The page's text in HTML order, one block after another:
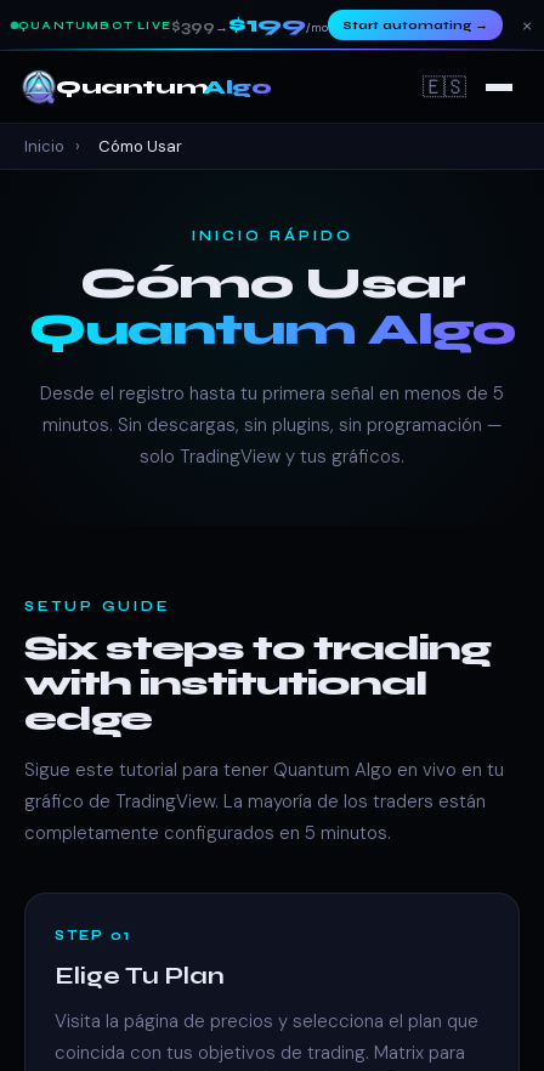
QUANTUMBOT LIVE $399 → $199/mo Start automating→ ×
QuantumAlgo 🇪🇸
Inicio › Cómo Usar
INICIO RÁPIDO
Cómo Usar
Quantum Algo
Desde el registro hasta tu primera señal en menos de 5
minutos. Sin descargas, sin plugins, sin programación —
solo TradingView y tus gráficos.
SETUP GUIDE
Six steps to trading
with institutional
edge
Sigue este tutorial para tener Quantum Algo en vivo en tu
gráfico de TradingView. La mayoría de los traders están
completamente configurados en 5 minutos.
STEP 01
Elige Tu Plan
Visita la página de precios y selecciona el plan que
coincida con tus objetivos de trading. Matrix para